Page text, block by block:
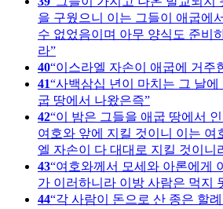
을 구웠으니 이는 그들이 애굽에
수 없었음이며 아무 양식도 준비
라
40 이스라엘 자손이 애굽에 거주
41 사백삼십 년이 마치는 그 날에
굽 땅에서 나왔은즉
42 이 밤은 그들을 애굽 땅에서
여호와 앞에 지킬 것이니 이는 여
엘 자손이 다 대대로 지킬 것이니
43 여호와께서 모세와 아론에게
가 이러하니라 이방 사람은 먹지
44 각 사람이 돈으로 산 종은 할